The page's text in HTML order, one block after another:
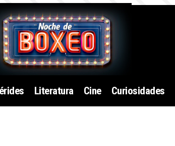
Literatura Cine Curiosidades